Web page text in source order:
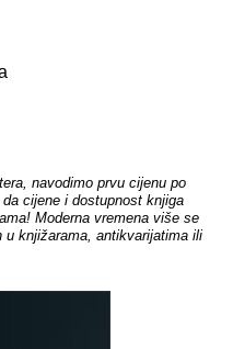
navodimo prvu cijenu po
cijene i dostupnost knjiga
Moderna vremena više se
u knjižarama, antikvarijatima ili